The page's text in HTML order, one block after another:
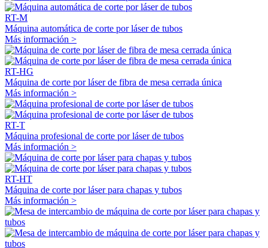
RT-M
Máquina automática de corte por láser de tubos
Más información >
RT-HG
Máquina de corte por láser de fibra de mesa cerrada única
Más información >
RT-T
Máquina profesional de corte por láser de tubos
Más información >
RT-HT
Máquina de corte por láser para chapas y tubos
Más información >